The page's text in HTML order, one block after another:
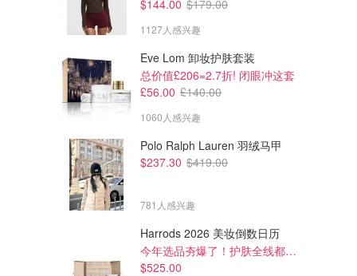
$144.00 $179.00
1127人感兴趣
Eve Lom 卸妆护肤套装
总价值£206=2.7折! 闭眼冲这套
£56.00 £140.00
1060人感兴趣
Polo Ralph Lauren 羽绒马甲
$237.30 $419.00
781人感兴趣
Harrods 2026 美妆倒数日历
今年选品夯爆了！护肤全线都很绝
$525.00